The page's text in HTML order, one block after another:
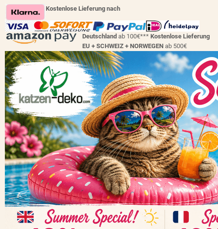
Kostenlose Lieferung nach
Deutschland ab 100€*** Kostenlose Lieferung
EU + SCHWEIZ + NORWEGEN ab 500€